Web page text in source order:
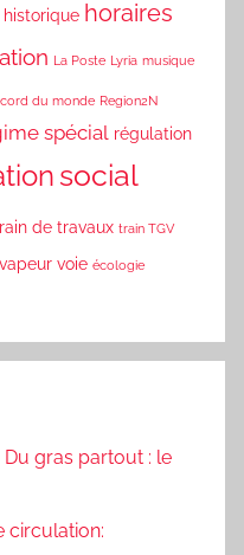
historique horaires
La Poste Lyria musique
du monde Region2N
spécial régulation
social
de travaux train TGV
vapeur voie écologie
Du gras partout : le
circulation: